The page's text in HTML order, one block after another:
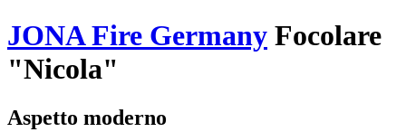
JONA Fire Germany Focolare
"Nicola"
Aspetto moderno